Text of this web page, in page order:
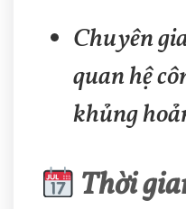
Chuyên
quan hệ
khủng
Thời